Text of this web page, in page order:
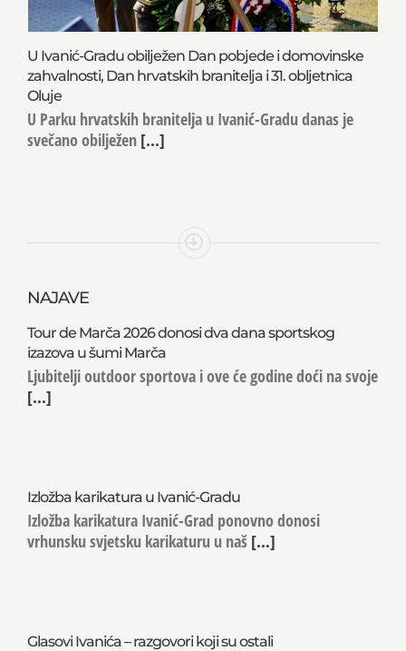
U Ivanić-Gradu obilježen Dan pobjede i domovinske
zahvalnosti, Dan hrvatskih branitelja i 31. obljetnica
Oluje
U Parku hrvatskih branitelja u Ivanić-Gradu danas je
svečano obilježen [...]
NAJAVE
Tour de Marča 2026 donosi dva dana sportskog
izazova u šumi Marča
Ljubitelji outdoor sportova i ove će godine doći na svoje
[...]
Izložba karikatura u Ivanić-Gradu
Izložba karikatura Ivanić-Grad ponovno donosi
vrhunsku svjetsku karikaturu u naš [...]
Glasovi Ivanića – razgovori koji su ostali